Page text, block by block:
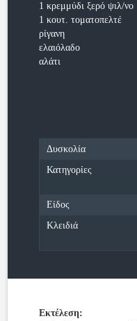
1 κρεμμύδι ξερό ψιλ/νο
1 κουτ. τοματοπελτέ
ρίγανη
ελαιόλαδο
αλάτι
Δυσκολία
Κατηγορίες
Είδος
Κλειδιά
Εκτέλεση: